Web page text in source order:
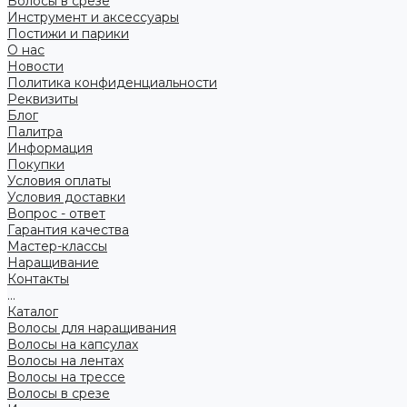
Инструмент и аксессуары
Постижи и парики
О нас
Новости
Политика конфиденциальности
Реквизиты
Блог
Палитра
Информация
Покупки
Условия оплаты
Условия доставки
Вопрос - ответ
Гарантия качества
Мастер-классы
Наращивание
Контакты
...
Каталог
Волосы для наращивания
Волосы на капсулах
Волосы на лентах
Волосы на трессе
Волосы в срезе